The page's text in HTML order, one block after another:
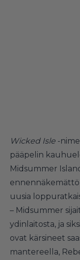
Wicked Isle -
pääpelin
Midsummer
uusia
– Midsummer
ydinlaitosta, ja
ovat kärsineet
mantereella,